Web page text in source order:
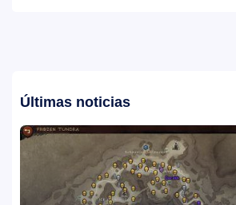
Últimas noticias